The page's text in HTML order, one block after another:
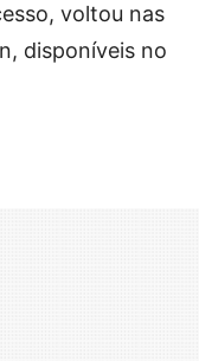
voltou nas
disponíveis no